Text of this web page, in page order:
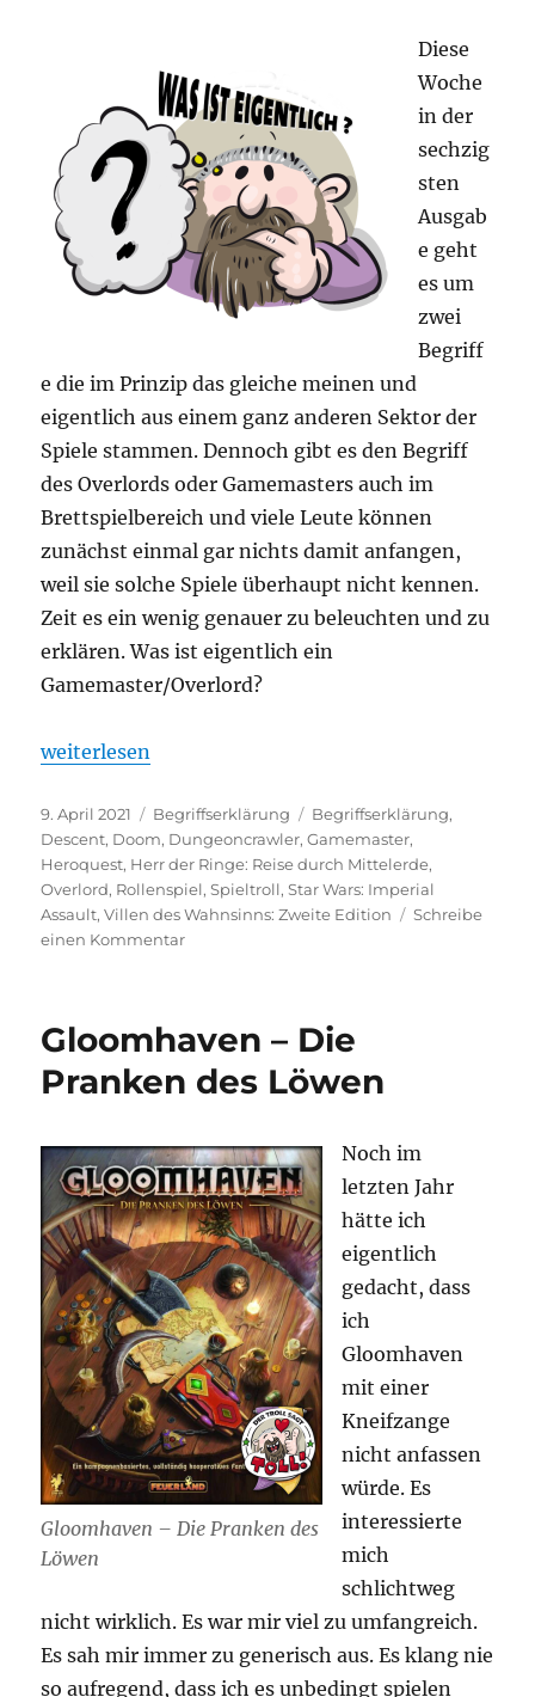
Diese
Woche
in der
sechzig
sten
Ausgab
e geht
es um
zwei
Begriff
e die im Prinzip das gleiche meinen und
eigentlich aus einem ganz anderen Sektor der
Spiele stammen. Dennoch gibt es den Begriff
des Overlords oder Gamemasters auch im
Brettspielbereich und viele Leute können
zunächst einmal gar nichts damit anfangen,
weil sie solche Spiele überhaupt nicht kennen.
Zeit es ein wenig genauer zu beleuchten und zu
erklären. Was ist eigentlich ein
Gamemaster/Overlord?
„#60 Was ist eigentlich? – Overlord/Gamemaster“
weiterlesen
Veröffentlicht
am
9. April 2021 Kategorien
Begriffserklärung Schlagwörter
Begriffserklärung,
Descent, Doom, Dungeoncrawler,Gamemaster,
Heroquest, Herr der Ringe: Reise durch Mittelerde,
Overlord, Rollenspiel,Spieltroll,Star Wars: Imperial
Assault,Villen des Wahnsinns: Zweite Edition
Schreibe
einen Kommentarzu
eigentlich?
Overlord/Gamemaster
Gloomhaven – Die
Pranken des Löwen
Gloomhaven – Die Pranken des
Löwen
Noch im
letzten Jahr
hätte ich
eigentlich
gedacht, dass
ich
Gloomhaven
mit einer
Kneifzange
nicht anfassen
würde. Es
interessierte
mich
schlichtweg
nicht wirklich. Es war mir viel zu umfangreich.
Es sah mir immer zu generisch aus. Es klang nie
so aufregend, dass ich es unbedingt spielen